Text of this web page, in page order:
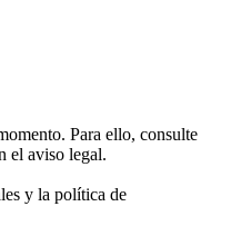
Para ello, consulte
el aviso legal.
y la política de